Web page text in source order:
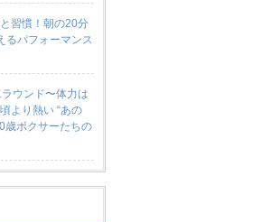
習慣！朝の20分
るパフォーマンス
ウンド〜体力は
より熱い “あの
歳ボクサーたちの